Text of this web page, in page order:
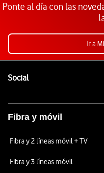
Ponte al día con las
Ir a
SocialEnlaces a las redes
Fibra y móvil
Fibra y 2 líneas móvil + TV
Fibra y 3 líneas móvil